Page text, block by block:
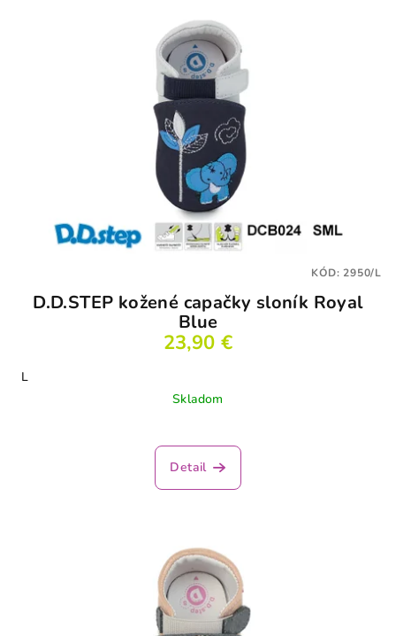
D.D.STEP kožené capačky sloník Royal
Blue
23,90 €
L
Skladom
Detail
KÓD:2950/L